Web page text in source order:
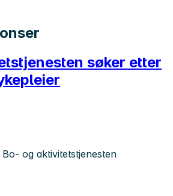
søker etter
og aktivitetstjenesten